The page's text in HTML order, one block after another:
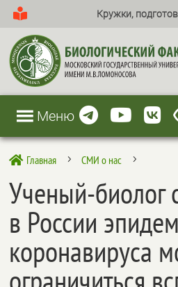
Кружки,
Меню
 Главная 5 СМИ о нас 5
Ученый-биолог
в России
коронавируса